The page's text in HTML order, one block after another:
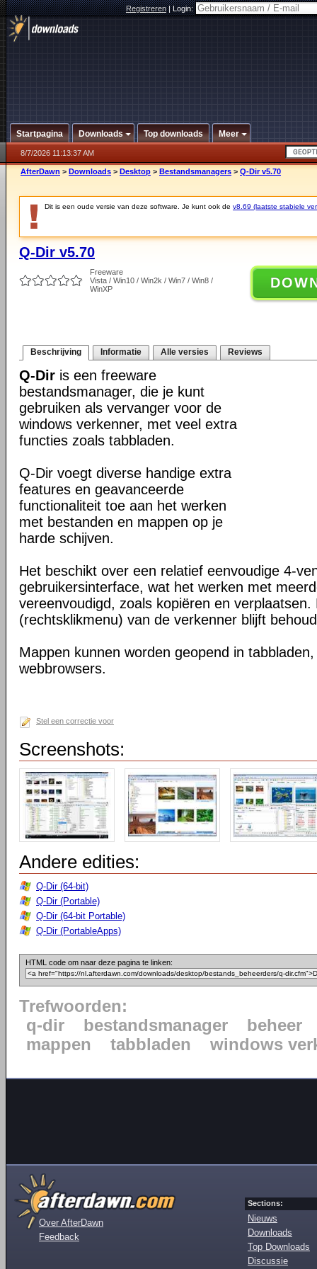
Registreren|Login:
Startpagina Downloads Top downloads Meer
8/7/2026 11:13:37 AM
AfterDawn > Downloads > Desktop > Bestandsmanagers > Q-Dir v5.70
Dit is een oude versie van deze software. Je kunt ook de v8.69 (laatste stabiele
Q-Dir v5.70
Freeware
Vista / Win10 / Win2k / Win7 / Win8 /
WinXP
Beschrijving Informatie Alle versies Reviews
Q-Dir is een freeware
bestandsmanager, die je kunt
gebruiken als vervanger voor de
windows verkenner, met veel extra
functies zoals tabbladen.
Q-Dir voegt diverse handige extra
features en geavanceerde
functionaliteit toe aan het werken
met bestanden en mappen op je
harde schijven.
Het beschikt over een relatief eenvoudige 4-
gebruikersinterface, wat het werken met
vereenvoudigd, zoals kopiëren en
(rechtsklikmenu) van de verkenner blijft
Mappen kunnen worden geopend in
webbrowsers.
Stel een correctie voor
Screenshots:
Andere edities:
Q-Dir (64-bit)
Q-Dir (Portable)
Q-Dir (64-bit Portable)
Q-Dir (PortableApps)
HTML code om naar deze pagina te linken:
Trefwoorden:
q-dir
bestandsmanager
beheer
mappen
tabbladen windows
Over AfterDawn
Feedback
Sections:
Nieuws
Downloads
Top Downloads
Discussie